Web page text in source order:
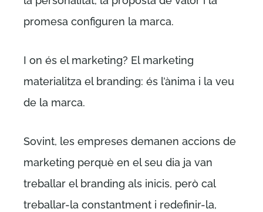
promesa configuren la marca.
I on és el marketing? El marketing
materialitza el branding: és l’ànima i la veu
de la marca.
Sovint, les empreses demanen accions de
marketing perquè en el seu dia ja van
treballar el branding als inicis, però cal
treballar-la constantment i redefinir-la,